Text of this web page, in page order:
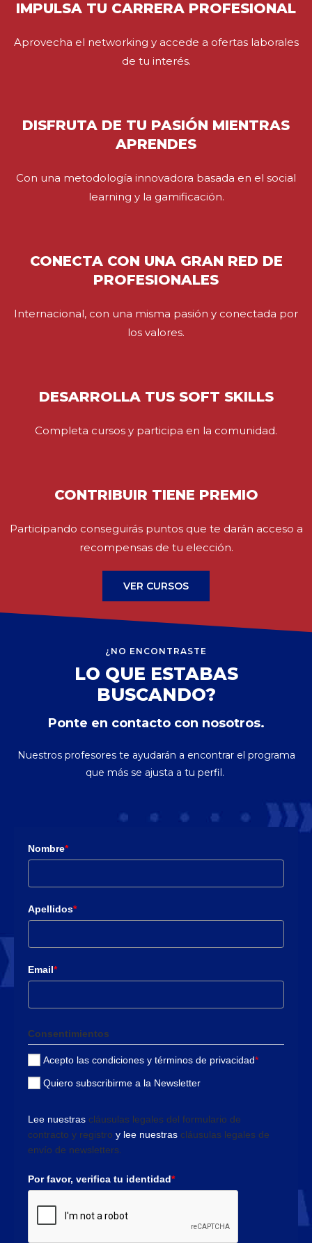
IMPULSA TU CARRERA PROFESIONAL
Aprovecha el networking y accede a ofertas laborales
de tu interés.
DISFRUTA DE TU PASIÓN MIENTRAS
APRENDES
Con una metodología innovadora basada en el social
learning y la gamificación.
CONECTA CON UNA GRAN RED DE
PROFESIONALES
Internacional, con una misma pasión y conectada por
los valores.
DESARROLLA TUS SOFT SKILLS
Completa cursos y participa en la comunidad.
CONTRIBUIR TIENE PREMIO
Participando conseguirás puntos que te darán acceso a
recompensas de tu elección.
VER CURSOS
¿NO ENCONTRASTE
LO QUE ESTABAS
BUSCANDO?
Ponte en contacto con nosotros.
Nuestros profesores te ayudarán a encontrar el programa
que más se ajusta a tu perfil.
Nombre*
Apellidos*
Email*
Consentimientos
Acepto las condiciones y términos de privacidad*
Quiero subscribirme a la Newsletter
Lee nuestras cláusulas legales del formulario de
contracto y registro y lee nuestras cláusulas legales de
envío de newsletters.
Por favor, verifica tu identidad*